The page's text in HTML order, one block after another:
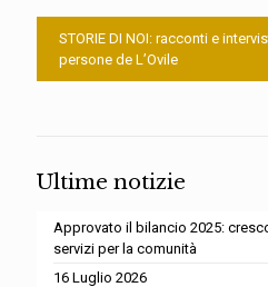
STORIE DI NOI: racconti e
persone de L’Ovile
Ultime notizie
Approvato il bilancio 2025:
servizi per la comunità
16 Luglio 2026